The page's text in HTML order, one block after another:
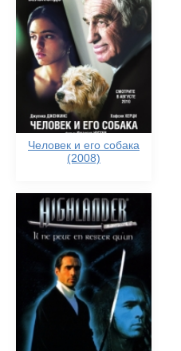
Человек и его собака
(2008)